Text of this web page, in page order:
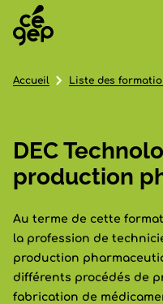
DEC
production
Au terme de cette
la profession de
production
différents procédés de
fabrication de
Accueil Liste des